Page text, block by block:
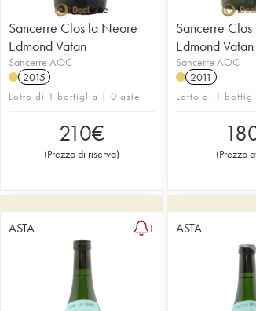
Sancerre Clos la Neore
Edmond Vatan
Sancerre AOC
2015
Lotto di 1 bottiglia | 0 aste
210€
(Prezzo di riserva)
Sancerre
Edmond Vatan
Sancerre AOC
2011
Lotto di 1
(Prezzo
ASTA 1 ASTA